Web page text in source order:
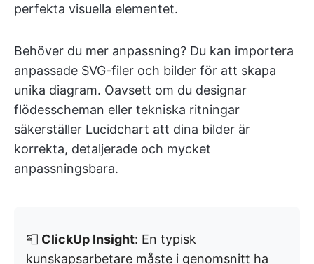
perfekta visuella elementet.
Behöver du mer anpassning? Du kan importera
anpassade SVG-filer och bilder för att skapa
unika diagram. Oavsett om du designar
flödesscheman eller tekniska ritningar
säkerställer Lucidchart att dina bilder är
korrekta, detaljerade och mycket
anpassningsbara.
📮 ClickUp Insight: En typisk
kunskapsarbetare måste i genomsnitt ha